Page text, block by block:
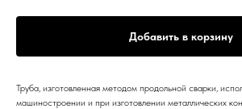
Добавить в корзину
Труба, изготовленная методом продольной сварки,
машиностроении и при изготовлении металлических